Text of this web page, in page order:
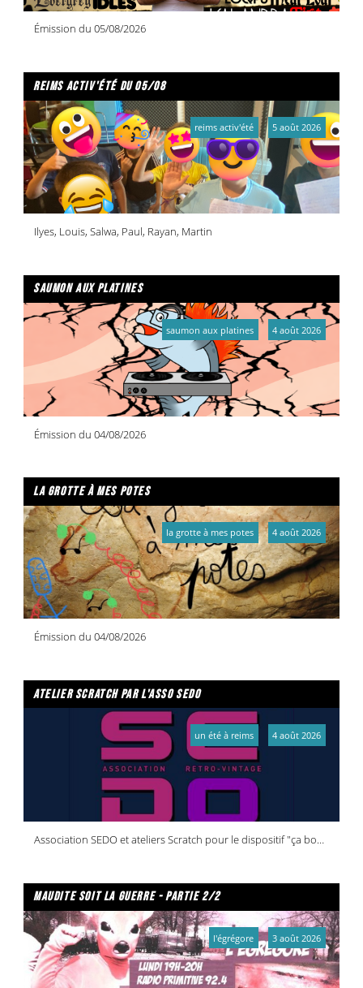
Émission du 05/08/2026
reims activ'été du 05/08
Ilyes, Louis, Salwa, Paul, Rayan, Martin
reims activ'été 5 août 2026
saumon aux platines
Émission du 04/08/2026
saumon aux platines 4 août 2026
la grotte à mes potes
Émission du 04/08/2026
la grotte à mes potes 4 août 2026
atelier scratch par l'asso sedo
Association SEDO et ateliers Scratch pour le dispositif "ça bouge dans vos quartiers !"
un été à reims 4 août 2026
maudite soit la guerre - partie 2/2
l'égrégore 3 août 2026